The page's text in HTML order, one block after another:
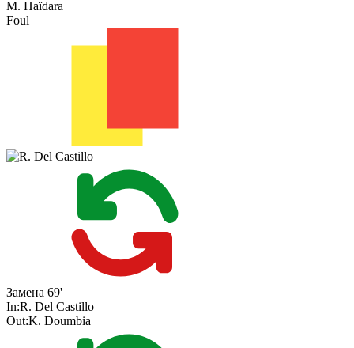
M. Haïdara
Foul
Замена 69'
In:R. Del Castillo
Out:K. Doumbia